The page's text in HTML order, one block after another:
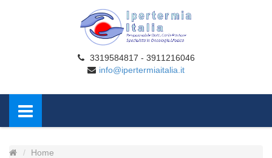
3319584817 - 3911216046
info@ipertermiaitalia.it
Home